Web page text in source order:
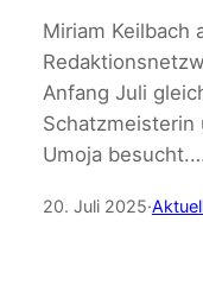
Miriam Keilbach
Anfang Juli
Umoja
20. Juli 2025·